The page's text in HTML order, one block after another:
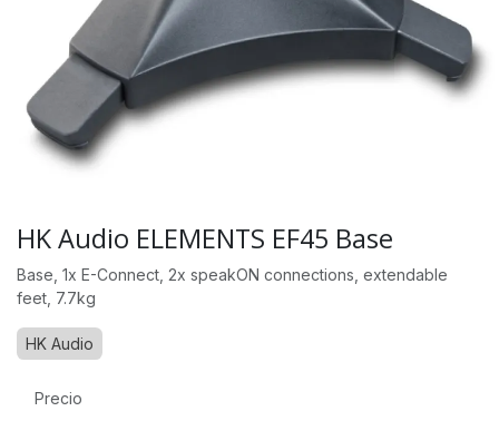
HK Audio ELEMENTS EF45 Base
Base, 1x E-Connect, 2x speakON connections, extendable
feet, 7.7kg
HK Audio
Precio